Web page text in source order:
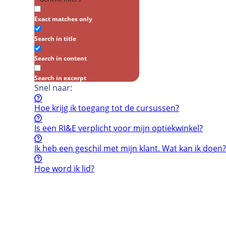
Exact matches only
Search in title
Search in content
Search in excerpt
Snel naar:
Hoe krijg ik toegang tot de cursussen?
Is een RI&E verplicht voor mijn optiekwinkel?
Ik heb een geschil met mijn klant. Wat kan ik doen?
Hoe word ik lid?